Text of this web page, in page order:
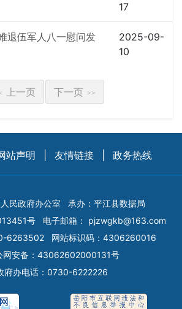
17
退伍军人八一慰问发
2025-09-
10
上一页 下一页 >>
站声明 友情链接 政务热线
民政府办公室
承办：平江县数据局
号 电子邮箱： pjzwgkb@163.com
6263502
网站标识码：4306260016
网安备：43062602000131号
府办电话：0730-6222226